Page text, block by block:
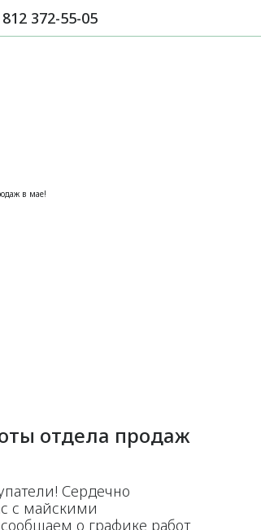
372-55-05
отдела продаж
Сердечно
с майскими
о графике работ